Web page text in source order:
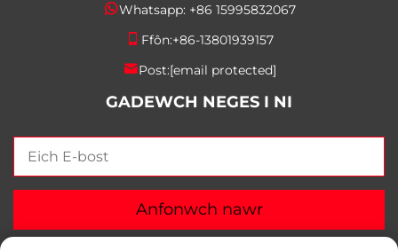
Whatsapp: +86 15995832067
Ffôn:+86-13801939157
Post:[email protected]
GADEWCH NEGES I NI
Anfonwch nawr